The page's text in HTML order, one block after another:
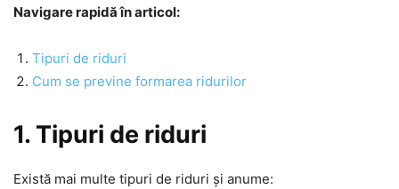
Navigare rapidă în articol:
Tipuri de riduri
Cum se previne formarea ridurilor
1. Tipuri de riduri
Există mai multe tipuri de riduri și anume: